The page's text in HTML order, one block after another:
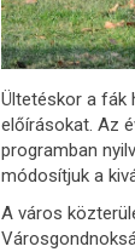
Ültetéskor a fák
előírásokat. Az
programban
módosítjuk a
A város